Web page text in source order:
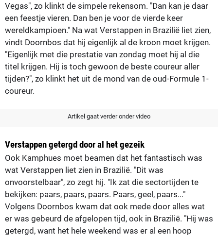
Vegas", zo klinkt de simpele rekensom. "Dan kan je daar
een feestje vieren. Dan ben je voor de vierde keer
wereldkampioen." Na wat Verstappen in Brazilië liet zien,
vindt Doornbos dat hij eigenlijk al de kroon moet krijgen.
"Eigenlijk met die prestatie van zondag moet hij al die
titel krijgen. Hij is toch gewoon de beste coureur aller
tijden?", zo klinkt het uit de mond van de oud-Formule 1-
coureur.
Artikel gaat verder onder video
Verstappen getergd door al het gezeik
Ook Kamphues moet beamen dat het fantastisch was
wat Verstappen liet zien in Brazilië. "Dit was
onvoorstelbaar", zo zegt hij. "Ik zat die sectortijden te
bekijken: paars, paars, paars. Paars, geel, paars..."
Volgens Doornbos kwam dat ook mede door alles wat
er was gebeurd de afgelopen tijd, ook in Brazilië. "Hij was
getergd, want het hele weekend was er al een hoop